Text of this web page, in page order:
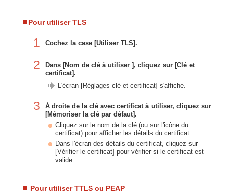
Pour utiliser TLS
1 Cochez la case [Utiliser TLS].
2
Dans [Nom de clé à utiliser ], cliquez sur [Clé et
certificat].
L'écran [Réglages clé et certificat] s'affiche.
3
À droite de la clé avec certificat à utiliser, cliquez sur
[Mémoriser la clé par défaut].
Cliquez sur le nom de la clé (ou sur l'icône du
certificat) pour afficher les détails du certificat.
Dans l'écran des détails du certificat, cliquez sur
[Vérifier le certificat] pour vérifier si le certificat est
valide.
Pour utiliser TTLS ou PEAP